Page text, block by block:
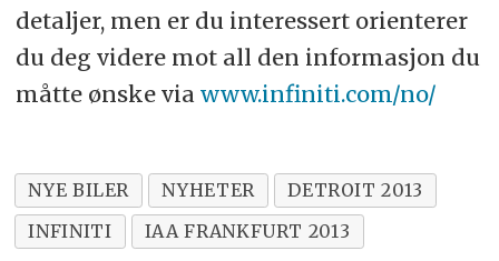
detaljer, men er du interessert orienterer
du deg videre mot all den informasjon du
måtte ønske via www.infiniti.com/no/
NYE BILER NYHETER
DETROIT 2013
INFINITI
IAA FRANKFURT 2013